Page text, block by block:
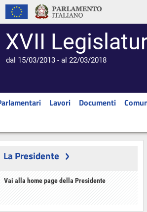
XVII
dal 15/03/2013 - al 22/03/2018
Lavori Documenti
La Presidente
Vai alla home page della Presidente